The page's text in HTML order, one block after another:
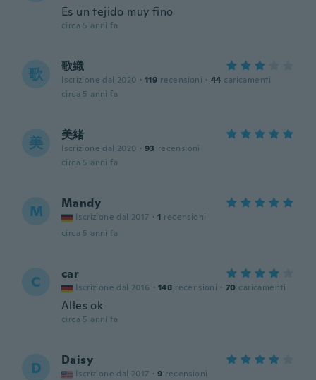
Es un tejido muy fino
circa 5 anni fa
歌 歌織
Iscrizione dal 2020 · 119 recensioni · 44 caricamenti
circa 5 anni fa
美 美緒
Iscrizione dal 2020 · 93 recensioni
circa 5 anni fa
M Mandy
Iscrizione dal 2017 · 1 recensioni
circa 5 anni fa
C car
Iscrizione dal 2016 · 148 recensioni · 70 caricamenti
Alles ok
circa 5 anni fa
D Daisy
Iscrizione dal 2017 · 9 recensioni